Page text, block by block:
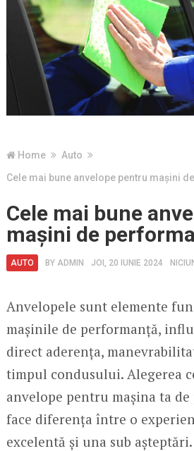
Home
Auto
Cele mai bune anvelope pentru mașini
Cele mai bune
mașini de
AUTO BY ADMIN JOI, 20 IUNIE 2024
Anvelopele sunt elemente
mașinile de performanță,
direct aderența,
timpul condusului. Alegerea
anvelope pentru mașina ta
face diferența între o
excelentă și una sub